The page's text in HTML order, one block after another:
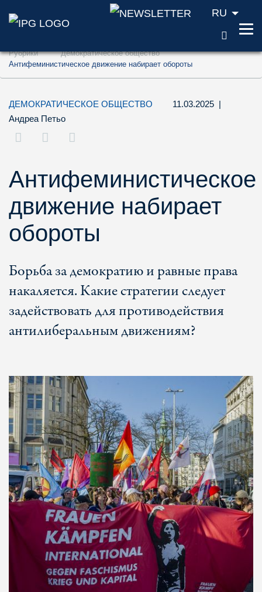
Перейти к содержанию (ключ доступа
Перейти к поиску (ключ доступа '2')
RU
Рубрики
Демократическое общество
Антифеминистическое движение набирает обороты
ДЕМОКРАТИЧЕСКОЕ ОБЩЕСТВО 11.03.2025 |
Андреа Петьо
Антифеминистическое
движение набирает
обороты
Борьба за демократию и равные права
накаляется. Какие стратегии следует
задействовать для противодействия
антилиберальным движениям?